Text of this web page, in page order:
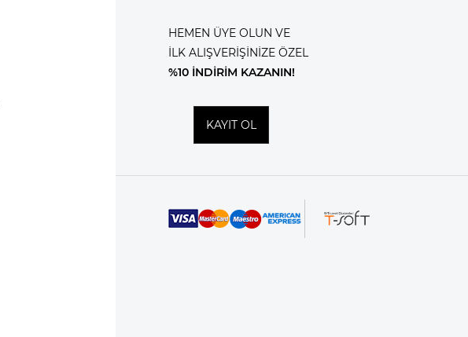
HEMEN ÜYE OLUN VE
İLK ALIŞVERİŞİNİZE ÖZEL
%10 İNDİRİM KAZANIN!
KAYIT OL